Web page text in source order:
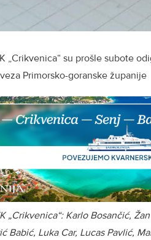
„Crikvenica“ su prošle subote
Primorsko-goranske županije
„Crikvenica“: Karlo Bosančić,
Babić, Luka Car, Lucas Pavlić,